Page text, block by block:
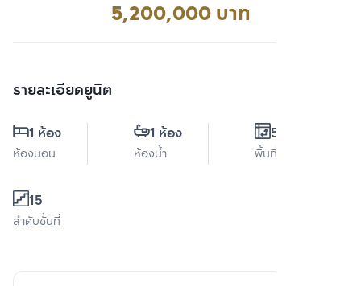
5,200,000 บาท
รายละเอียดยูนิต
1 ห้อง
ห้องนอน
1 ห้อง
ห้องน้ำ
52 ตร.ม.
พื้นที่ใช้สอย
15
ลำดับชั้นที่